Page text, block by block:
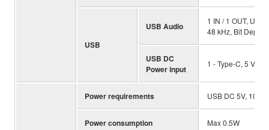
USB
USB Audio
1 IN / 1 OUT,
48 kHz, Bit Depth:
USB DC
Power input
1 - Type-C, 5 V
Power requirements USB DC 5V, 100
Power consumption Max 0.5W